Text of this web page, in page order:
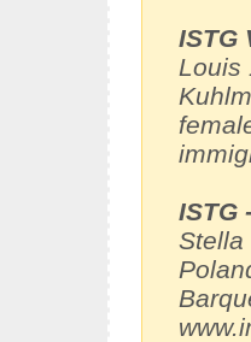
ISTG
Louis
ISTG
Stella